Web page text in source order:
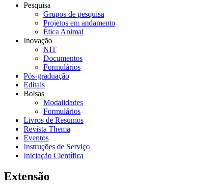
Pesquisa
Grupos de pesquisa
Projetos em andamento
Ética Animal
Inovação
NIT
Documentos
Formulários
Pós-graduação
Editais
Bolsas
Modalidades
Formulários
Livros de Resumos
Revista Thema
Eventos
Instruções de Serviço
Iniciação Científica
Extensão